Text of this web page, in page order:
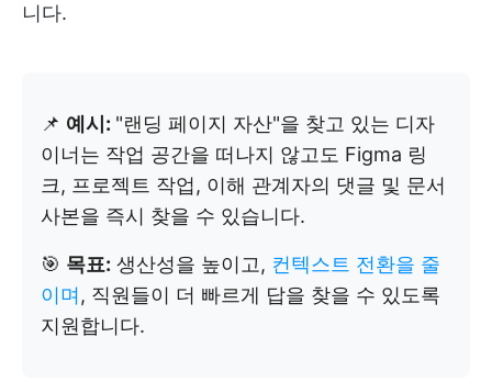
니다.
📌 예시: "랜딩 페이지 자산"을 찾고 있는 디자
이너는 작업 공간을 떠나지 않고도 Figma 링
크, 프로젝트 작업, 이해 관계자의 댓글 및 문서
사본을 즉시 찾을 수 있습니다.
🎯 목표: 생산성을 높이고, 컨텍스트 전환을 줄
이며, 직원들이 더 빠르게 답을 찾을 수 있도록
지원합니다.